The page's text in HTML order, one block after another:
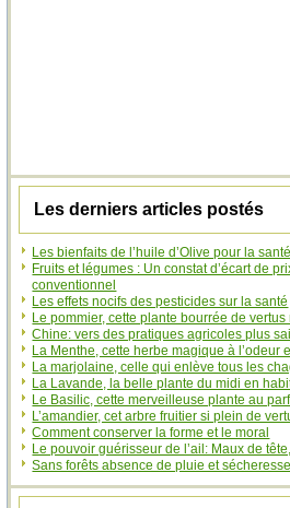
Les derniers articles postés
Les bienfaits de l’huile d’Olive pour la santé
Fruits et légumes : Un constat d’écart de
conventionnel
Les effets nocifs des pesticides sur la santé
Le pommier, cette plante bourrée de
Chine: vers des pratiques agricoles plus
La Menthe, cette herbe magique à l’odeur
La marjolaine, celle qui enlève tous les
La Lavande, la belle plante du midi en
Le Basilic, cette merveilleuse plante au
L’amandier, cet arbre fruitier si plein de
Comment conserver la forme et le moral
Le pouvoir guérisseur de l’ail: Maux de
Sans forêts absence de pluie et